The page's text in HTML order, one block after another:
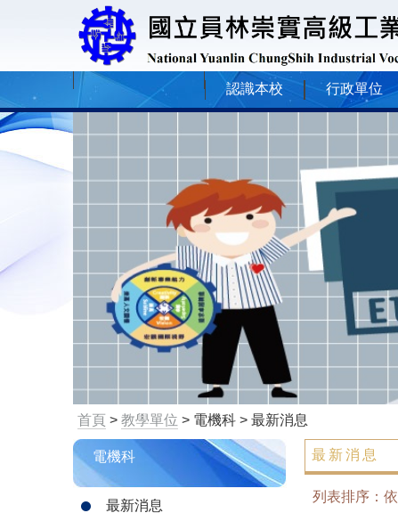
認識本校 行政單位
首頁 > 教學單位 > 電機科 > 最新消息
電機科
最新消息
最新消息
列表排序：依